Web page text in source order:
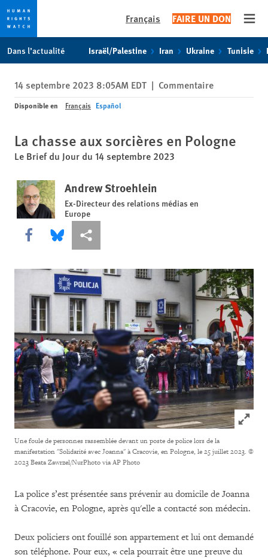
to
privacy
notice
to
content
Français FAIRE UN DON
Dans l’actualité Israël/Palestine Iran Ukraine Tunisie
14 septembre 2023 8:05AM EDT | Commentaire
Disponible en Français Español
La chasse aux sorcières en Pologne
Le Brief du Jour du 14 septembre 2023
Andrew Stroehlein
Ex-Directeur des relations médias en
Europe
Share this via Facebook
Share this via Bluesky
Share this via Partagez
Click to
Une foule de personnes rassemblée devant un poste de police lors de la
manifestation "Solidarité avec Joanna" à Cracovie, en Pologne, le 25 juillet 2023. ©
2023 Beata Zawrzel/NurPhoto via AP Photo
La police s’est présentée sans prévenir au domicile de Joanna
à Cracovie, en Pologne, après qu'elle a contacté son médecin.
Deux policiers ont fouillé son appartement et lui ont demandé
son téléphone. Pour eux, « cela pourrait être une preuve du